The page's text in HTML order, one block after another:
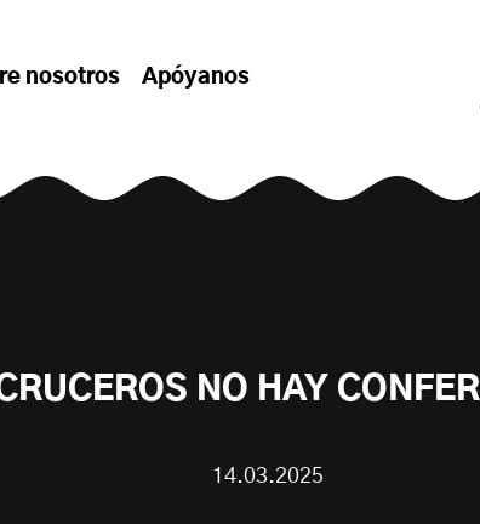
nosotros
Apóyanos
NO HAY
14.03.2025